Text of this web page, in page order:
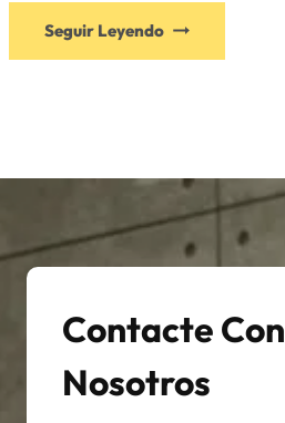
Seguir Leyendo
Contacte Con
Nosotros